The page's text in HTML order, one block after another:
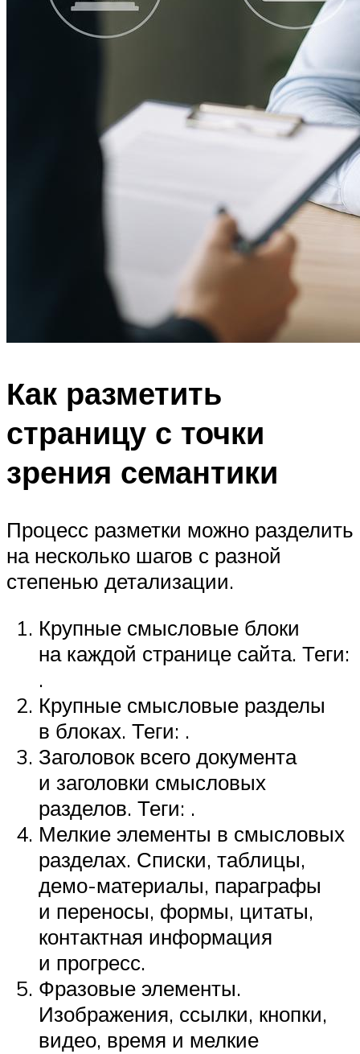
Как разметить
страницу с точки
зрения семантики
Процесс разметки можно разделить
на несколько шагов с разной
степенью детализации.
Крупные смысловые блоки
на каждой странице сайта. Теги:
.
Крупные смысловые разделы
в блоках. Теги: .
Заголовок всего документа
и заголовки смысловых
разделов. Теги: .
Мелкие элементы в смысловых
разделах. Списки, таблицы,
демо-материалы, параграфы
и переносы, формы, цитаты,
контактная информация
и прогресс.
Фразовые элементы.
Изображения, ссылки, кнопки,
видео, время и мелкие